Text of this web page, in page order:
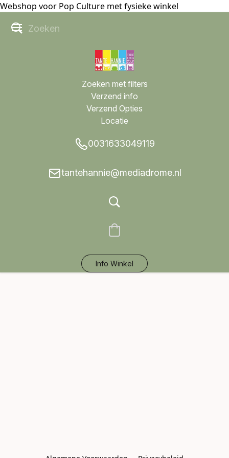
Webshop voor Pop Culture met fysieke winkel
Zoeken met filters
Verzend info
Verzend Opties
Locatie
0031633049119
tantehannie@mediadrome.nl
Info Winkel